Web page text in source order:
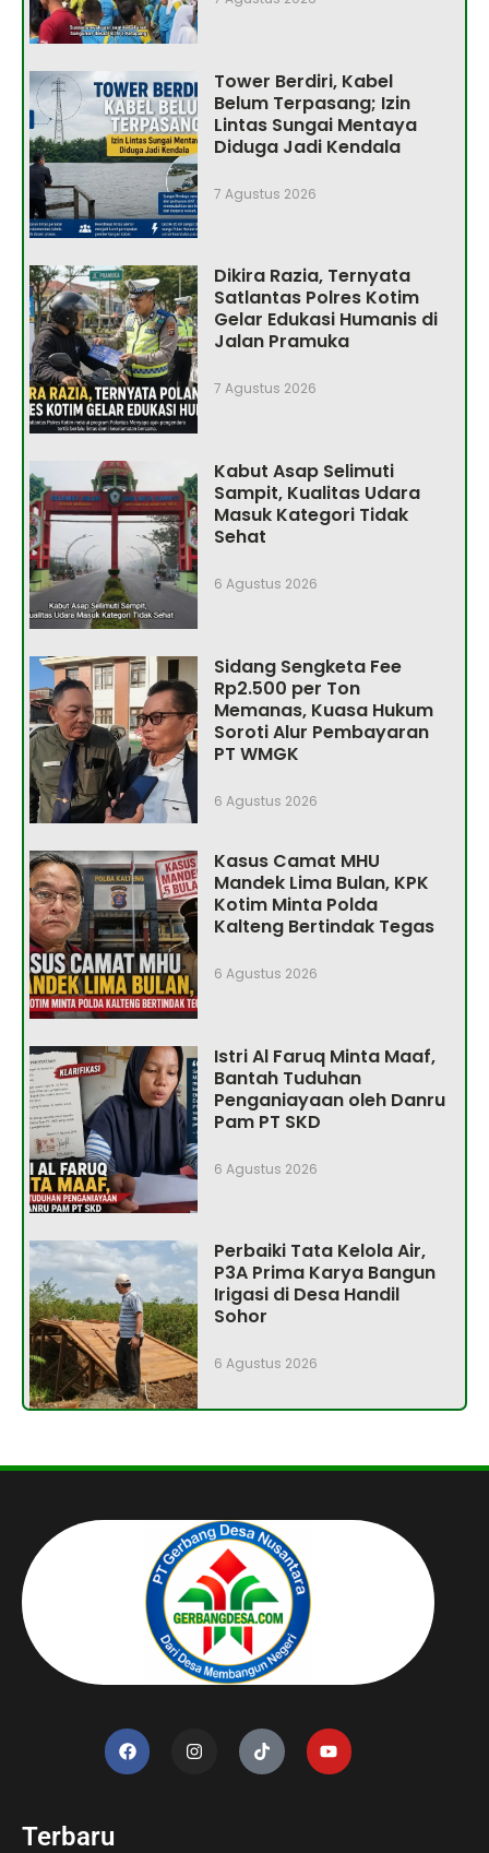
Tower Berdiri, Kabel
Belum Terpasang; Izin
Lintas Sungai Mentaya
Diduga Jadi Kendala
7 Agustus 2026
Dikira Razia, Ternyata
Satlantas Polres Kotim
Gelar Edukasi Humanis di
Jalan Pramuka
7 Agustus 2026
Kabut Asap Selimuti
Sampit, Kualitas Udara
Masuk Kategori Tidak
Sehat
6 Agustus 2026
Sidang Sengketa Fee
Rp2.500 per Ton
Memanas, Kuasa Hukum
Soroti Alur Pembayaran
PT WMGK
6 Agustus 2026
Kasus Camat MHU
Mandek Lima Bulan, KPK
Kotim Minta Polda
Kalteng Bertindak Tegas
6 Agustus 2026
Istri Al Faruq Minta Maaf,
Bantah Tuduhan
Penganiayaan oleh Danru
Pam PT SKD
6 Agustus 2026
Perbaiki Tata Kelola Air,
P3A Prima Karya Bangun
Irigasi di Desa Handil
Sohor
6 Agustus 2026
Terbaru